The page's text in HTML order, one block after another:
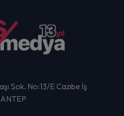
Sok. No:13/E Cazibe İş